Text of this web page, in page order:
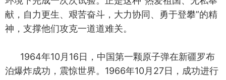
献，自力更生、艰苦奋斗，大力协同、勇于登攀”的精
神，支撑他们攻克一道道难关。
1964年10月16日，中国第一颗原子弹在新疆罗布
泊爆炸成功，震惊世界。1966年10月27日，成功进行